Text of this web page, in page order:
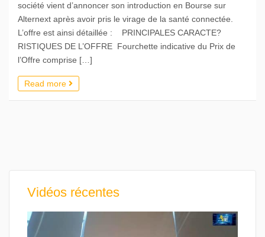
société vient d’annoncer son introduction en Bourse sur
Alternext après avoir pris le virage de la santé connectée.
L’offre est ainsi détaillée : PRINCIPALES CARACTE?
RISTIQUES DE L’OFFRE Fourchette indicative du Prix de
l’Offre comprise […]
Read more
Vidéos récentes